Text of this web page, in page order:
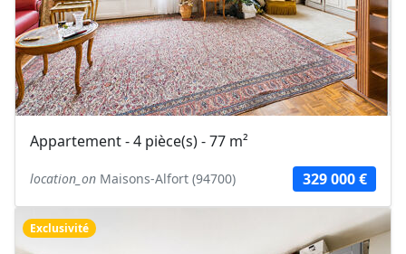
Appartement - 4 pièce(s) - 77 m²
location_on Maisons-Alfort (94700) 329 000 €
Exclusivité